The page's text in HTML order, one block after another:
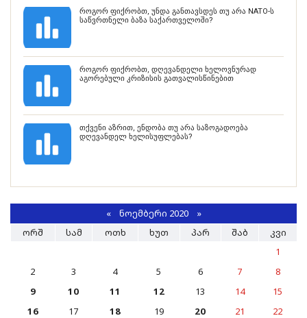
როგორ ფიქრობთ, უნდა განთავსდეს თუ არა NATO-ს
საწვრთნელი ბაზა საქართველოში?
როგორ ფიქრობთ, დღევანდელი ხელოვნურად
აგორებული კრიზისის გათვალისწინებით
თქვენი აზრით, ენდობა თუ არა საზოგადოება
დღევანდელ ხელისუფლებას?
«ᲜᲝᲔᲛᲑᲔᲠᲘ 2020 »
ᲝᲠᲨ
ᲡᲐᲛ ᲝᲗᲮ ᲮᲣᲗ ᲞᲐᲠ ᲨᲐᲑ
ᲙᲕᲘ
1
2
3 4 5 6 7
8
9
10 11 12 13 14
15
16
17 18 19 20 21
22